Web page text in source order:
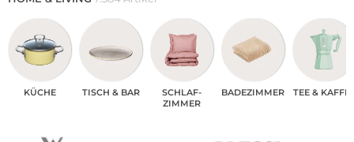
KÜCHE TISCH & BAR
SCHLAF­
ZIMMER
BADEZIMMER TEE &